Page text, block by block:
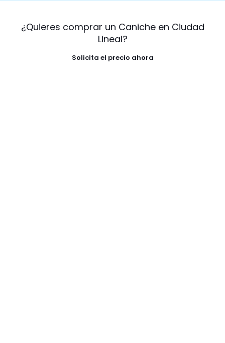
¿Quieres comprar un Caniche en Ciudad
Lineal?
Solicita el precio ahora